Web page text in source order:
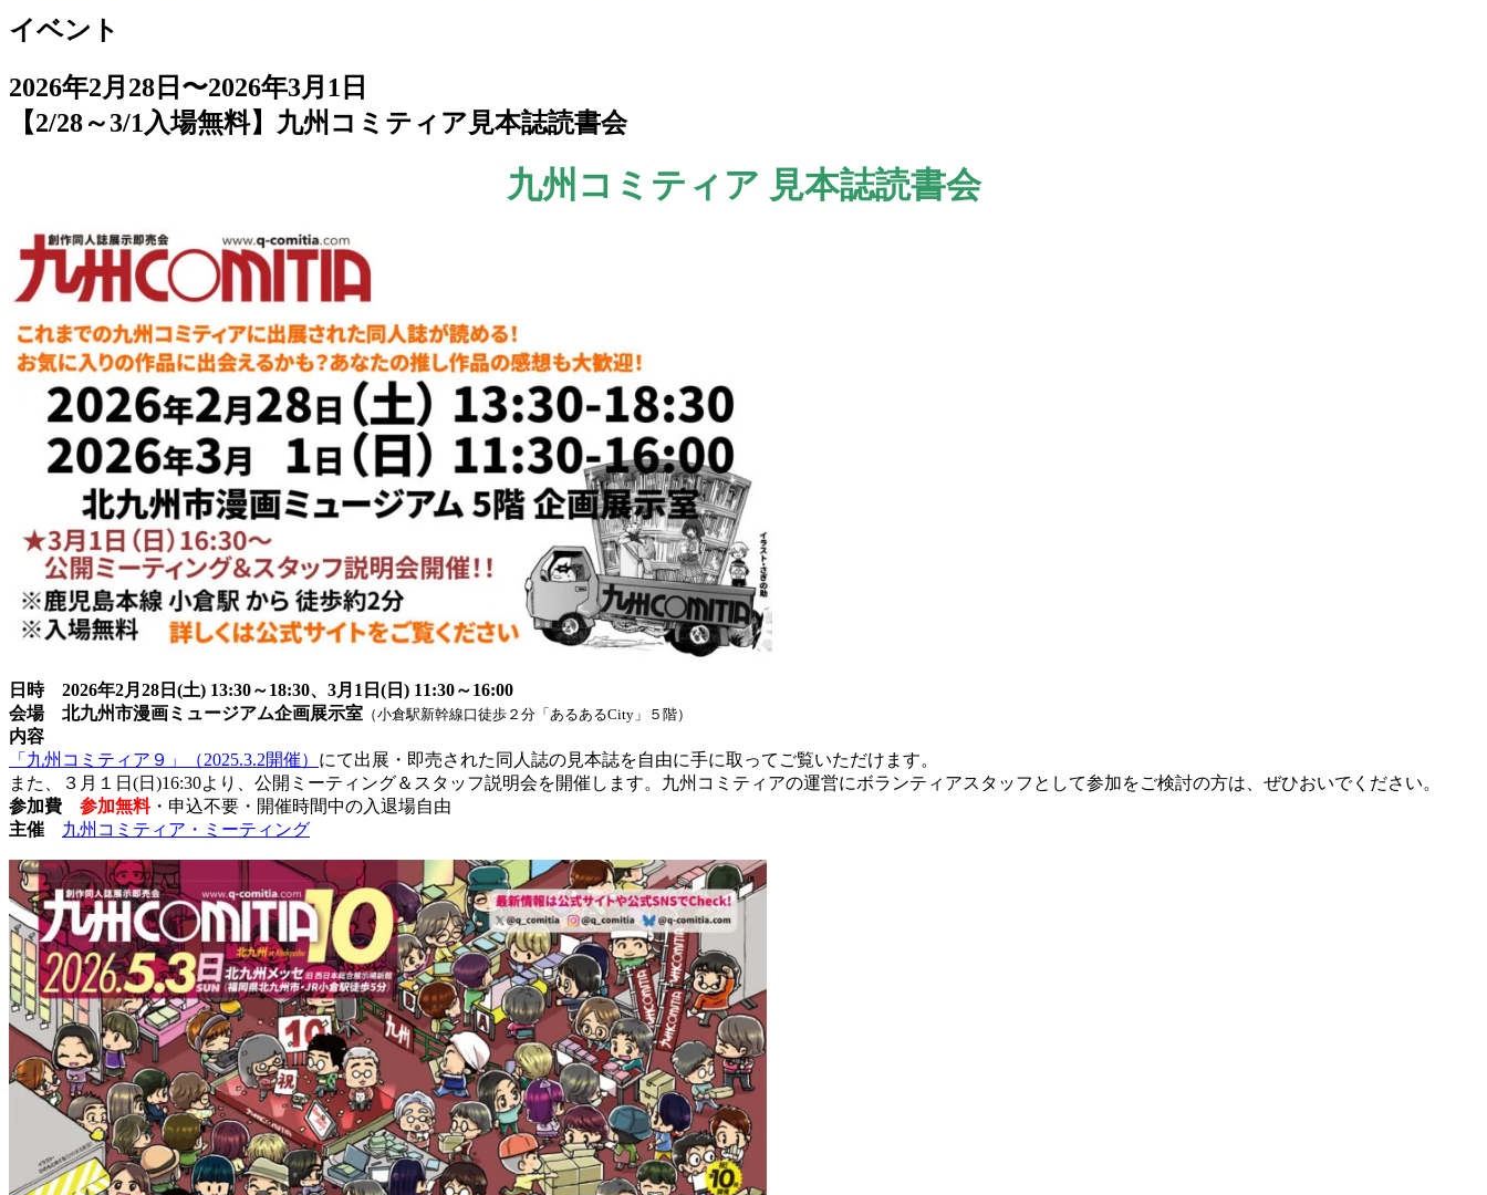
イベント
2026年2月28日〜2026年3月1日
【2/28～3/1入場無料】九州コミティア見本誌読書会
九州コミティア 見本誌読書会
日時 2026年2月28日(土) 13:30～18:30、3月1日(日) 11:30～16:00
会場 北九州市漫画ミュージアム企画展示室 （小倉駅新幹線口徒歩２分「あるあるCity」５階）
内容
「九州コミティア９」（2025.3.2開催） にて出展・即売された同人誌の見本誌を自由に手に取ってご覧いただけます。
また、３月１日(日)16:30より、公開ミーティング＆スタッフ説明会を開催します。九州コミティアの運営にボランティアスタッフとして参加をご検討の方は、ぜひおいでください。
参加費
参加無料・申込不要・開催時間中の入退場自由
主催
九州コミティア・ミーティング